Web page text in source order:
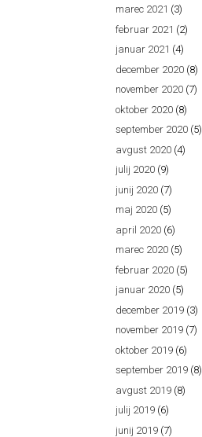
marec 2021 (3)
februar 2021 (2)
januar 2021 (4)
december 2020 (8)
november 2020 (7)
oktober 2020 (8)
september 2020 (5)
avgust 2020 (4)
julij 2020 (9)
junij 2020 (7)
maj 2020 (5)
april 2020 (6)
marec 2020 (5)
februar 2020 (5)
januar 2020 (5)
december 2019 (3)
november 2019 (7)
oktober 2019 (6)
september 2019 (8)
avgust 2019 (8)
julij 2019 (6)
junij 2019 (7)